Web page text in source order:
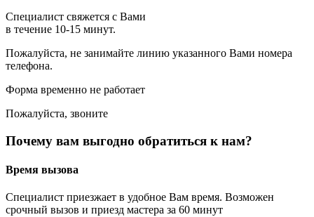
Специалист свяжется с Вами
в течение 10-15 минут.
Пожалуйста, не занимайте линию указанного Вами номера
телефона.
Форма временно не работает
Пожалуйста, звоните
Почему вам выгодно обратиться к нам?
Время вызова
Специалист приезжает в удобное Вам время. Возможен
срочный вызов и приезд мастера за 60 минут